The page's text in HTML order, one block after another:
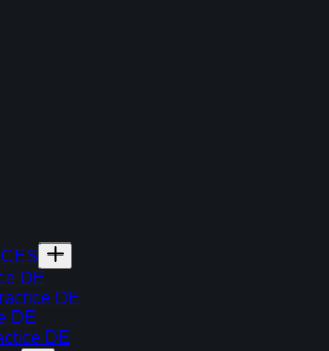
DE
DE
DE
DE